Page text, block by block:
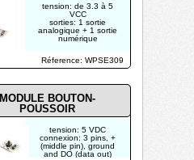
Réference: WPSE309
MODULE BOUTON-
POUSSOIR
tension: de 3.3 à 5
VCC
sorties: 1 sortie
analogique + 1 sortie
numérique
montage (3 mm)
2 LED: 1 LED
de sortie
réponse en fréquence:
50 Hz - 20 KHz
impédance: 2.2 kΩ
tension: 5 VDC
connexion: 3 pins, +
(middle pin), ground
and DO (data out)